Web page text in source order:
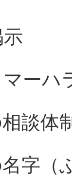
マー
相談体
名字（